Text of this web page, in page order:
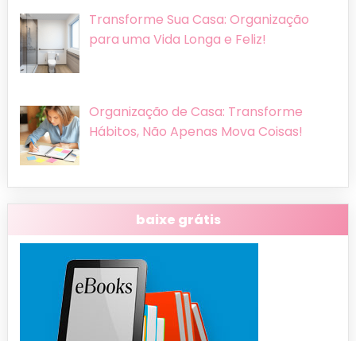
Transforme Sua Casa: Organização
para uma Vida Longa e Feliz!
Organização de Casa: Transforme
Hábitos, Não Apenas Mova Coisas!
baixe grátis